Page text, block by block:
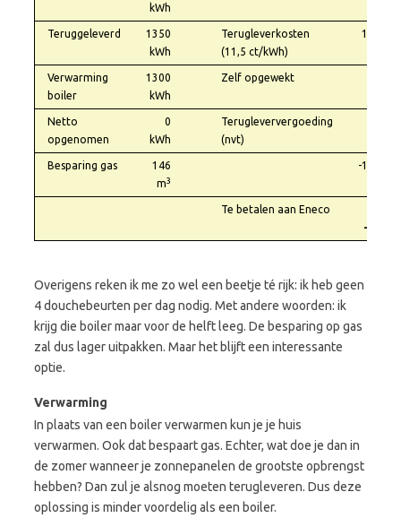
kWh
Teruggeleverd
1350
kWh
Terugleverkosten
(11,5 ct/kWh)
155,25
Verwarming
boiler
1300
kWh
Zelf opgewekt
Netto
opgenomen
0
kWh
Terugleververgoeding
(nvt)
Besparing gas
146
m3
-190,00
Te betalen aan Eneco
-34,75
Overigens reken ik me zo wel een beetje té rijk: ik heb geen
4 douchebeurten per dag nodig. Met andere woorden: ik
krijg die boiler maar voor de helft leeg. De besparing op gas
zal dus lager uitpakken. Maar het blijft een interessante
optie.
Verwarming
In plaats van een boiler verwarmen kun je je huis
verwarmen. Ook dat bespaart gas. Echter, wat doe je dan in
de zomer wanneer je zonnepanelen de grootste opbrengst
hebben? Dan zul je alsnog moeten terugleveren. Dus deze
oplossing is minder voordelig als een boiler.